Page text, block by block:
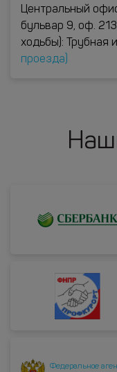
Центральный
бульвар 9, оф.
ходьбы): Трубная
проезда)
Федеральное